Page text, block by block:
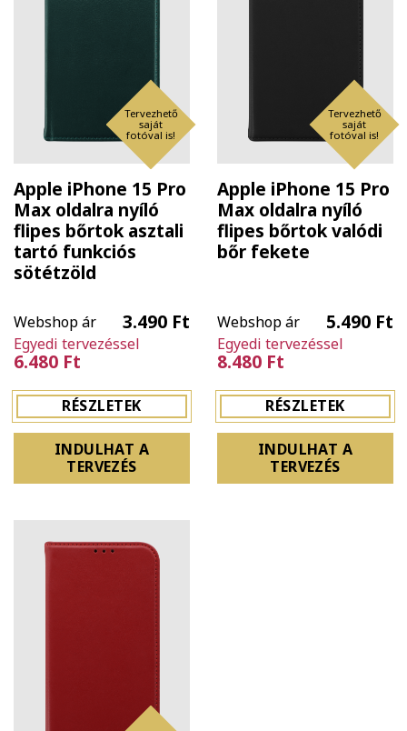
Tervezhető
saját
fotóval is!
Apple iPhone 15 Pro
Max oldalra nyíló
flipes bőrtok asztali
tartó funkciós
sötétzöld
Webshop ár 3.490 Ft
Egyedi tervezéssel
6.480 Ft
RÉSZLETEK
INDULHAT A
TERVEZÉS
Tervezhető
saját
fotóval is!
Apple iPhone 15 Pro
Max oldalra nyíló
flipes bőrtok valódi
bőr fekete
Webshop ár 5.490 Ft
Egyedi tervezéssel
8.480 Ft
RÉSZLETEK
INDULHAT A
TERVEZÉS